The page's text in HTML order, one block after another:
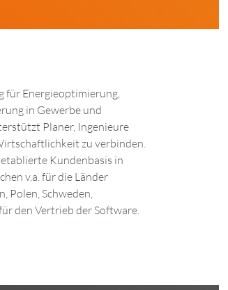
für Energieoptimierung,
in Gewerbe und
Planer, Ingenieure
zu verbinden.
Kundenbasis in
v.a. für die Länder
Polen, Schweden,
den Vertrieb der Software.